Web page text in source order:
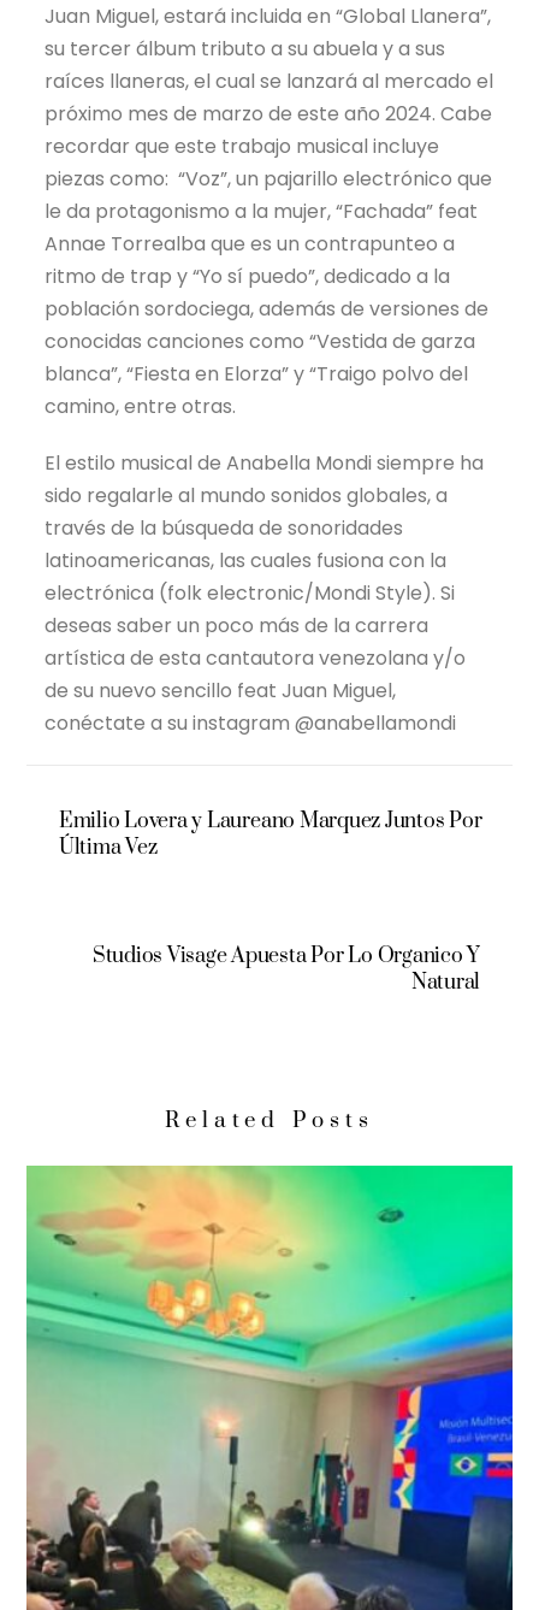
Juan Miguel, estará incluida en “Global Llanera”,
su tercer álbum tributo a su abuela y a sus
raíces llaneras, el cual se lanzará al mercado el
próximo mes de marzo de este año 2024. Cabe
recordar que este trabajo musical incluye
piezas como: “Voz”, un pajarillo electrónico que
le da protagonismo a la mujer, “Fachada” feat
Annae Torrealba que es un contrapunteo a
ritmo de trap y “Yo sí puedo”, dedicado a la
población sordociega, además de versiones de
conocidas canciones como “Vestida de garza
blanca”, “Fiesta en Elorza” y “Traigo polvo del
camino, entre otras.
El estilo musical de Anabella Mondi siempre ha
sido regalarle al mundo sonidos globales, a
través de la búsqueda de sonoridades
latinoamericanas, las cuales fusiona con la
electrónica (folk electronic/Mondi Style). Si
deseas saber un poco más de la carrera
artística de esta cantautora venezolana y/o
de su nuevo sencillo feat Juan Miguel,
conéctate a su instagram @anabellamondi
Emilio Lovera y Laureano Marquez Juntos Por
Última Vez
Studios Visage Apuesta Por Lo Organico Y
Natural
Related Posts